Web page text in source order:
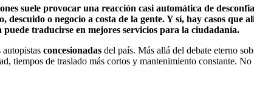
suele provocar una reacción casi automática de
descuido o negocio a costa de la gente. Y sí, hay casos
puede traducirse en mejores servicios para la ciudadanía.
concesionadas del país. Más allá del debate eterno
tiempos de traslado más cortos y mantenimiento constante.